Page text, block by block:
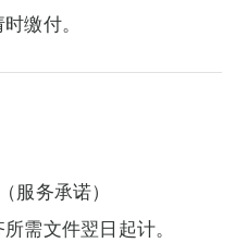
缴付。
服务承诺）
需文件翌日起计。